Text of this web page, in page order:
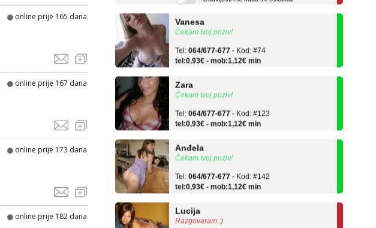
online prije 165 dana
online prije 167 dana
online prije 173 dana
online prije 182 dana
Čekam tvoj poziv!
tel:0,93€ - mob:1,12€ min
Čekam tvoj poziv!
tel:0,93€ - mob:1,12€ min
Čekam tvoj poziv!
tel:0,93€ - mob:1,12€ min
Razgovaram :)